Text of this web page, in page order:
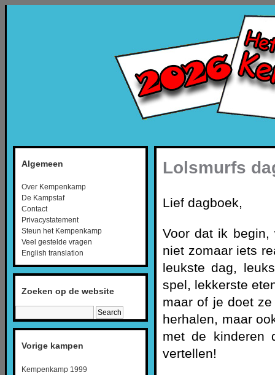
Algemeen
Over Kempenkamp
De Kampstaf
Contact
Privacystatement
Steun het Kempenkamp
Veel gestelde vragen
English translation
Zoeken op de website
Vorige kampen
Kempenkamp 1999
Lolsmurfs
Lief dagboek,
Voor dat ik
niet zomaar iets
leukste dag,
spel, lekkerste
maar of je doet
herhalen, maar
met de kinderen
vertellen!